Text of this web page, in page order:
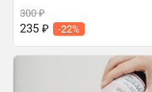
ополаскиватель Natchu
(демо)
300₽
235 ₽ -22%